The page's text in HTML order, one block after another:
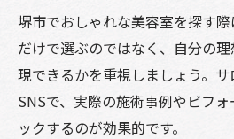
堺市でおしゃれな美容室を探す
だけで選ぶのではなく、自分の
現できるかを重視しましょう。
SNSで、実際の施術事例やビフ
ックするのが効果的です。